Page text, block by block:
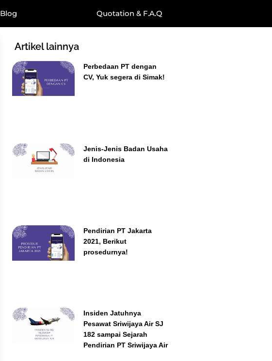
Blog Quotation & F.A.Q
Artikel lainnya
Perbedaan PT dengan
CV, Yuk segera di Simak!
Jenis-Jenis Badan Usaha
di Indonesia
Pendirian PT Jakarta
2021, Berikut
prosedurnya!
Insiden Jatuhnya
Pesawat Sriwijaya Air SJ
182 sampai Sejarah
Pendirian PT Sriwijaya Air